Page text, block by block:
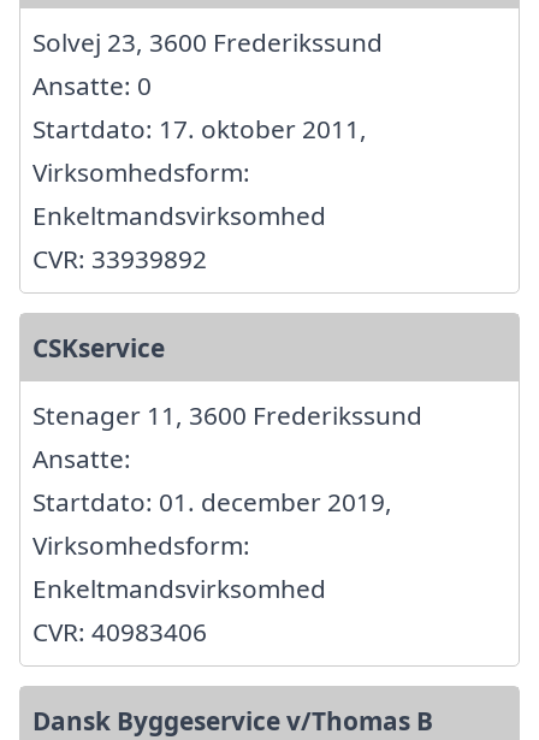
Solvej 23, 3600 Frederikssund
Ansatte: 0
Startdato: 17. oktober 2011,
Virksomhedsform:
Enkeltmandsvirksomhed
CVR: 33939892
CSKservice
Stenager 11, 3600 Frederikssund
Ansatte:
Startdato: 01. december 2019,
Virksomhedsform:
Enkeltmandsvirksomhed
CVR: 40983406
Dansk Byggeservice v/Thomas B